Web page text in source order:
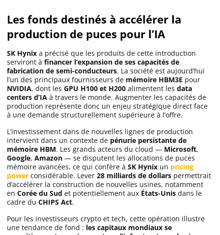
Les fonds destinés à accélérer la
production de puces pour l’IA
SK Hynix a précisé que les produits de cette introduction
serviront à financer l’expansion de ses capacités de
fabrication de semi-conducteurs. La société est aujourd’hui
l’un des principaux fournisseurs de mémoire HBM3E pour
NVIDIA, dont les GPU H100 et H200 alimentent les data
centers d’IA à travers le monde. Augmenter les capacités de
production représente donc un enjeu stratégique direct face
à une demande structurellement supérieure à l’offre.
L’investissement dans de nouvelles lignes de production
intervient dans un contexte de pénurie persistante de
mémoire HBM. Les grands acteurs du cloud — Microsoft,
Google, Amazon — se disputent les allocations de puces
mémoire avancées, ce qui confère à SK Hynix un pricing
power considérable. Lever 28 milliards de dollars permettrait
d’accélérer la construction de nouvelles usines, notamment
en Corée du Sud et potentiellement aux États-Unis dans le
cadre du CHIPS Act.
Pour les investisseurs crypto et tech, cette opération illustre
une tendance de fond : les capitaux mondiaux se